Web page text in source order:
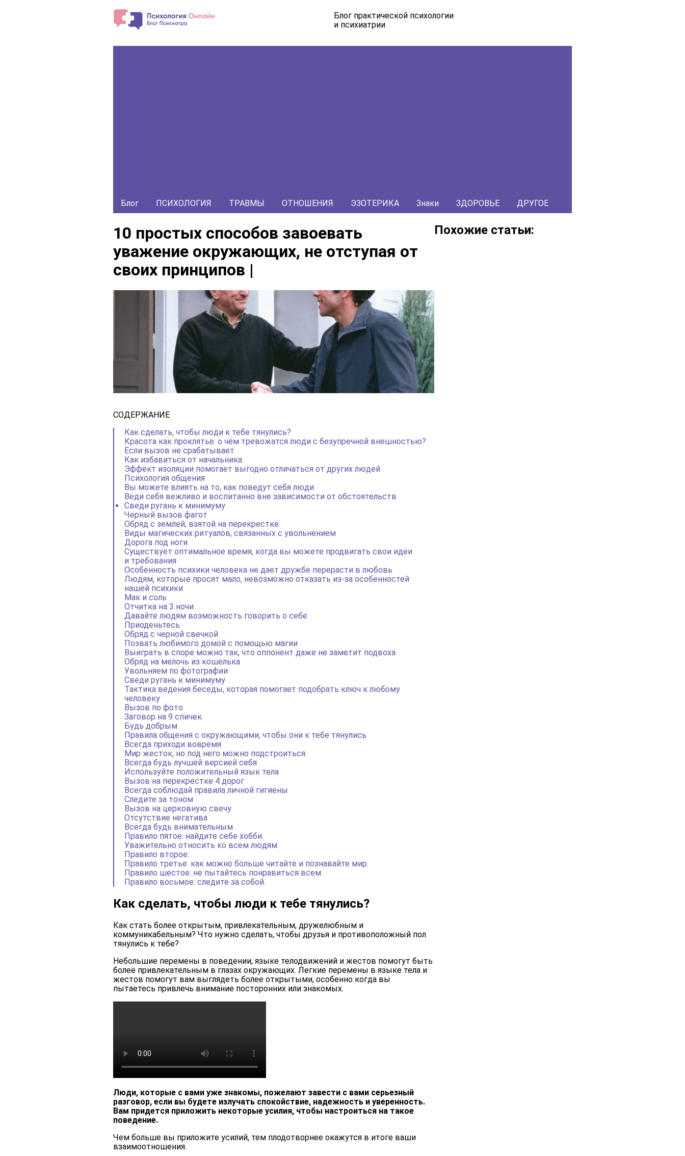
Блог практической психологии
и психиатрии
Блог ПСИХОЛОГИЯ ТРАВМЫ ОТНОШЕНИЯ ЭЗОТЕРИКА Знаки ЗДОРОВЬЕ ДРУГОЕ
10 простых способов завоевать
уважение окружающих, не отступая от
своих принципов |
СОДЕРЖАНИЕ
Как сделать, чтобы люди к тебе тянулись?
Красота как проклятье: о чём тревожатся люди с безупречной внешностью?
Если вызов не срабатывает
Как избавиться от начальника
Эффект изоляции помогает выгодно отличаться от других людей
Психология общения
Вы можете влиять на то, как поведут себя люди
Веди себя вежливо и воспитанно вне зависимости от обстоятельств
Сведи ругань к минимуму
Черный вызов фагот
Обряд с землей, взятой на перекрестке
Виды магических ритуалов, связанных с увольнением
Дорога под ноги
Существует оптимальное время, когда вы можете продвигать свои идеи
и требования
Особенность психики человека не дает дружбе перерасти в любовь
Людям, которые просят мало, невозможно отказать из-за особенностей
нашей психики
Мак и соль
Отчитка на 3 ночи
Давайте людям возможность говорить о себе
Приоденьтесь
Обряд с черной свечкой
Позвать любимого домой с помощью магии
Выиграть в споре можно так, что оппонент даже не заметит подвоха
Обряд на мелочь из кошелька
Увольняем по фотографии
Сведи ругань к минимуму
Тактика ведения беседы, которая помогает подобрать ключ к любому
человеку
Вызов по фото
Заговор на 9 спичек
Будь добрым
Правила общения с окружающими, чтобы они к тебе тянулись
Всегда приходи вовремя
Мир жесток, но под него можно подстроиться.
Всегда будь лучшей версией себя
Используйте положительный язык тела
Вызов на перекрестке 4 дорог
Всегда соблюдай правила личной гигиены
Следите за тоном
Вызов на церковную свечу
Отсутствие негатива
Всегда будь внимательным
Правило пятое: найдите себе хобби.
Уважительно относить ко всем людям
Правило второе:
Правило третье: как можно больше читайте и познавайте мир.
Правило шестое: не пытайтесь понравиться всем.
Правило восьмое: следите за собой.
Как сделать, чтобы люди к тебе тянулись?
Как стать более открытым, привлекательным, дружелюбным и
коммуникабельным? Что нужно сделать, чтобы друзья и противоположный пол
тянулись к тебе?
Небольшие перемены в поведении, языке телодвижений и жестов помогут быть
более привлекательным в глазах окружающих. Легкие перемены в языке тела и
жестов помогут вам выглядеть более открытыми, особенно когда вы
пытаетесь привлечь внимание посторонних или знакомых.
Люди, которые с вами уже знакомы, пожелают завести с вами серьезный
разговор, если вы будете излучать спокойствие, надежность и уверенность.
Вам придется приложить некоторые усилия, чтобы настроиться на такое
поведение.
Чем больше вы приложите усилий, тем плодотворнее окажутся в итоге ваши
взаимоотношения.
Похожие статьи: